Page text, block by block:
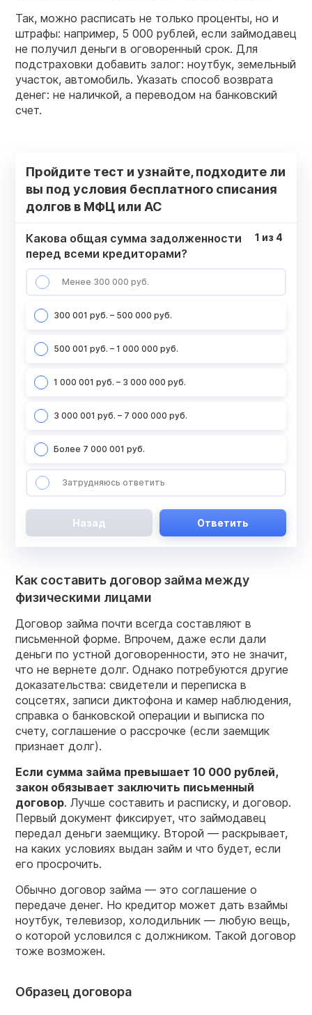
Так, можно расписать не только проценты, но и
штрафы: например, 5 000 рублей, если займодавец
не получил деньги в оговоренный срок. Для
подстраховки добавить залог: ноутбук, земельный
участок, автомобиль. Указать способ возврата
денег: не наличкой, а переводом на банковский
счет.
Пройдите тест и узнайте, подходите ли
вы под условия бесплатного списания
долгов в МФЦ или АС
Какова общая сумма задолженности
перед всеми кредиторами?
Менее 300 000 руб.
300 001 руб. – 500 000 руб.
500 001 руб. – 1 000 000 руб.
1 000 001 руб. – 3 000 000 руб.
3 000 001 руб. – 7 000 000 руб.
Более 7 000 001 руб.
Затрудняюсь ответить
1 из 4
Назад Ответить
Как составить договор займа между
физическими лицами
Договор займа почти всегда составляют в
письменной форме. Впрочем, даже если дали
деньги по устной договоренности, это не значит,
что не вернете долг. Однако потребуются другие
доказательства: свидетели и переписка в
соцсетях, записи диктофона и камер наблюдения,
справка о банковской операции и выписка по
счету, соглашение о рассрочке (если заемщик
признает долг).
Если сумма займа превышает 10 000 рублей,
закон обязывает заключить письменный
договор. Лучше составить и расписку, и договор.
Первый документ фиксирует, что займодавец
передал деньги заемщику. Второй — раскрывает,
на каких условиях выдан займ и что будет, если
его просрочить.
Обычно договор займа — это соглашение о
передаче денег. Но кредитор может дать взаймы
ноутбук, телевизор, холодильник — любую вещь,
о которой условился с должником. Такой договор
тоже возможен.
Образец договора